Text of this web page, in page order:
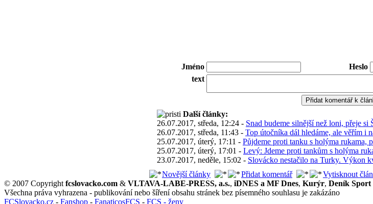
Jméno
Heslo
text
Další články:
26.07.2017, středa, 12:24 - Snad budeme silnější než loni, přeje si
26.07.2017, středa, 11:43 - Top útočníka dál hledáme, ale věřím i
25.07.2017, úterý, 17:11 - Půjdeme proti tanku s holýma rukama,
25.07.2017, úterý, 17:01 - Levý: Jdeme proti tankům s holýma
23.07.2017, neděle, 15:02 - Slovácko nestačilo na Turky. Výkon
Novější články
Přidat komentář Vytisknout
© 2007 Copyright fcslovacko.com & VLTAVA-LABE-PRESS, a.s., iDNES a MF Dnes, Kurýr, Deník Sport
Všechna práva vyhrazena - publikování nebo šíření obsahu stránek bez písemného souhlasu je zakázáno
FCSlovacko.cz - Fanshop - FanaticosFCS - FCS - ženy